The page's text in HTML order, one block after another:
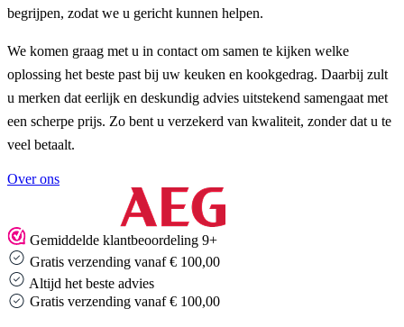
begrijpen, zodat we u gericht kunnen helpen.
We komen graag met u in contact om samen te kijken welke
oplossing het beste past bij uw keuken en kookgedrag. Daarbij zult
u merken dat eerlijk en deskundig advies uitstekend samengaat met
een scherpe prijs. Zo bent u verzekerd van kwaliteit, zonder dat u te
veel betaalt.
Over ons
Gemiddelde klantbeoordeling 9+
Gratis verzending vanaf € 100,00
Altijd het beste advies
Gratis verzending vanaf € 100,00